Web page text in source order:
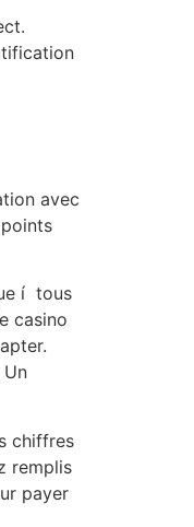
avec
í tous
casino
chiffres
remplis
payer